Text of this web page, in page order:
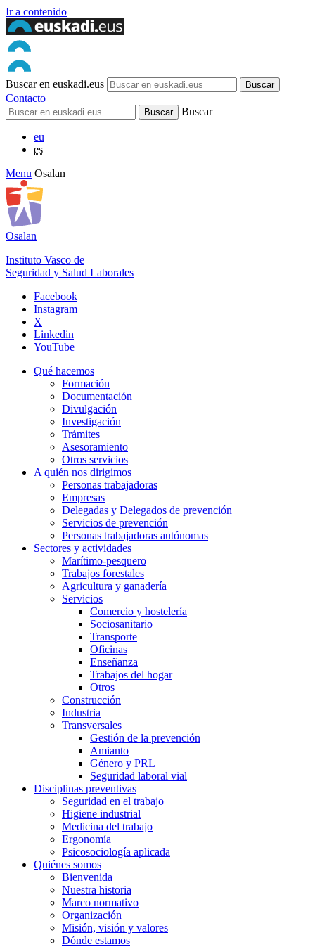
Ir a contenido
Buscar en euskadi.eus
Contacto
Buscar
eu
es
Menu Osalan
Osalan
Instituto Vasco de
Seguridad y Salud Laborales
Facebook
Instagram
X
Linkedin
YouTube
Qué hacemos
Formación
Documentación
Divulgación
Investigación
Trámites
Asesoramiento
Otros servicios
A quién nos dirigimos
Personas trabajadoras
Empresas
Delegadas y Delegados de prevención
Servicios de prevención
Personas trabajadoras autónomas
Sectores y actividades
Marítimo-pesquero
Trabajos forestales
Agricultura y ganadería
Servicios
Comercio y hostelería
Sociosanitario
Transporte
Oficinas
Enseñanza
Trabajos del hogar
Otros
Construcción
Industria
Transversales
Gestión de la prevención
Amianto
Género y PRL
Seguridad laboral vial
Disciplinas preventivas
Seguridad en el trabajo
Higiene industrial
Medicina del trabajo
Ergonomía
Psicosociología aplicada
Quiénes somos
Bienvenida
Nuestra historia
Marco normativo
Organización
Misión, visión y valores
Dónde estamos